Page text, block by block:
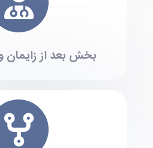
بخش بعد از زایمان